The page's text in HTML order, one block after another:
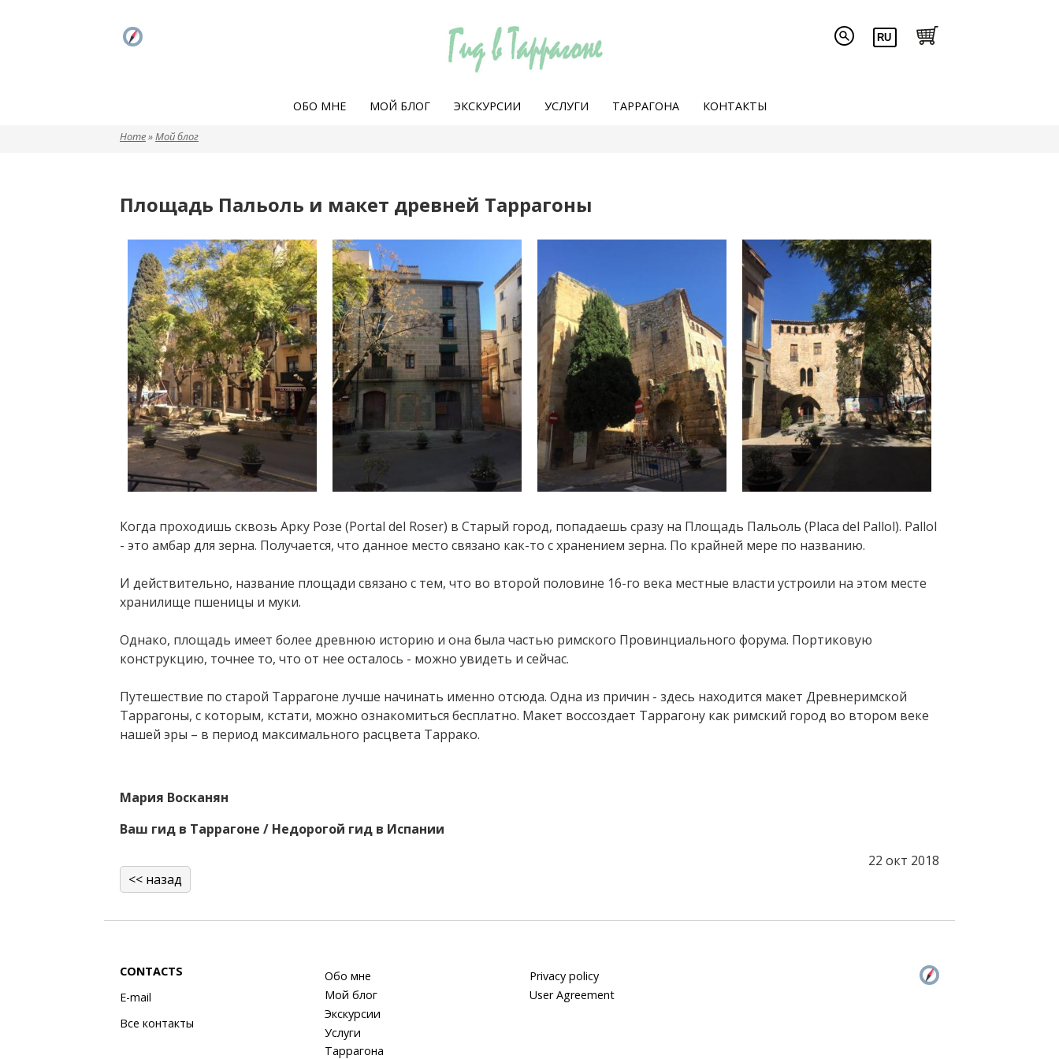
ОБО МНЕ МОЙ БЛОГ ЭКСКУРСИИ УСЛУГИ ТАРРАГОНА КОНТАКТЫ
Home»Мой блог
Площадь Пальоль и макет древней Таррагоны
Когда проходишь сквозь Арку Розе (Portal del Roser) в Старый город, попадаешь сразу на Площадь Пальоль (Placa del Pallol). Pallol
- это амбар для зерна. Получается, что данное место связано как-то с хранением зерна. По крайней мере по названию.
И действительно, название площади связано с тем, что во второй половине 16-го века местные власти устроили на этом месте
хранилище пшеницы и муки.
Однако, площадь имеет более древнюю историю и она была частью римского Провинциального форума. Портиковую
конструкцию, точнее то, что от нее осталось - можно увидеть и сейчас.
Путешествие по старой Таррагоне лучше начинать именно отсюда. Одна из причин - здесь находится макет Древнеримской
Таррагоны, с которым, кстати, можно ознакомиться бесплатно. Макет воссоздает Таррагону как римский город во втором веке
нашей эры – в период максимального расцвета Таррако.
Мария Восканян
Ваш гид в Таррагоне / Недорогой гид в Испании
22 окт 2018
<< назад
CONTACTS
E-mail
Все контакты
Обо мне
Мой блог
Экскурсии
Услуги
Таррагона
Privacy policy
User Agreement